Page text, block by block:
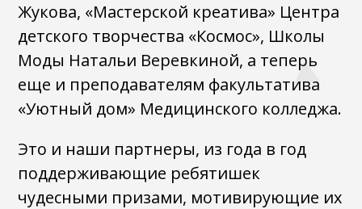
Жукова, «Мастерской креатива» Центра
детского творчества «Космос», Школы
Моды Натальи Веревкиной, а теперь
еще и преподавателям факультатива
«Уютный дом» Медицинского колледжа.
Это и наши партнеры, из года в год
поддерживающие ребятишек
чудесными призами, мотивирующие их